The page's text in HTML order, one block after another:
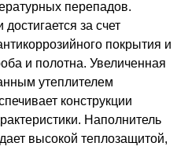
перепадов.
за счет
покрытия и
и полотна. Увеличенная
утеплителем
конструкции
Наполнитель
высокой теплозащитой,